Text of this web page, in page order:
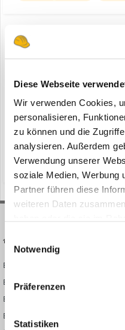
Diese Webseite
Wir verwenden Cookies,
personalisieren,
zu können und die
analysieren. Außerdem
Verwendung unserer
soziale Medien, Werbung
Partner führen diese
weiteren Daten
Einwilligungsauswahl
Notwendig
Präferenzen
Statistiken
ein Thema erstellte
Köln, 05.03.2020 - Mehr als
über 1.000 Quadratmeter
ABBRUCH 2020 Ende
sie das wichtigste jährliche
versammelt der Deutsche
6. März 2020
forschungsarbeiten
Bauforum24 News
Bauforum24 TV
BF24 Mediathek
BF24 Fotostrecken